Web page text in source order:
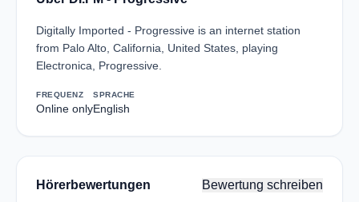
Digitally Imported - Progressive is an internet station
from Palo Alto, California, United States, playing
Electronica, Progressive.
FREQUENZ
Online only
SPRACHE
English
Hörerbewertungen Bewertung schreiben